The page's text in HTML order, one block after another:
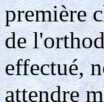
première
de
effectué,
attendre